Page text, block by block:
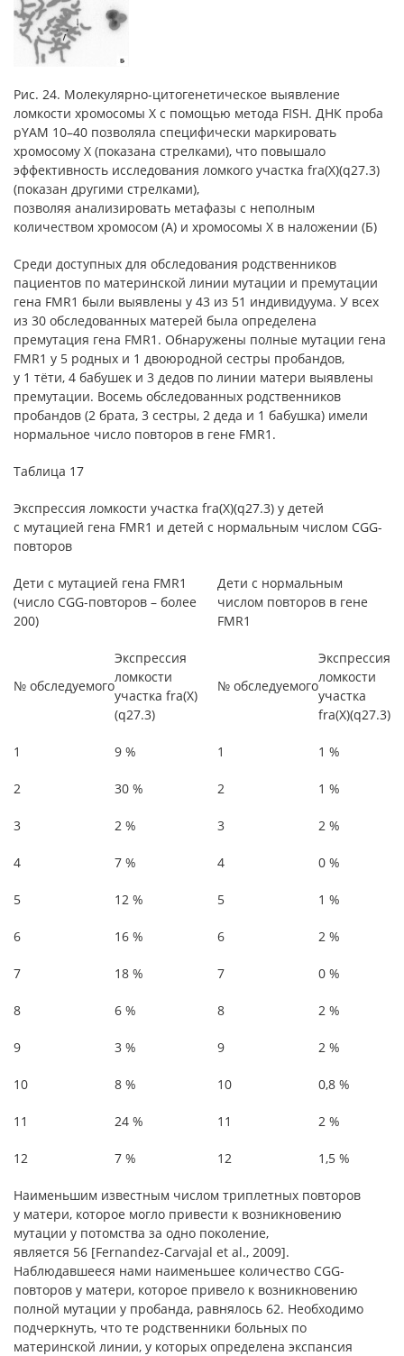
Рис. 24. Молекулярно-цитогенетическое выявление
ломкости хромосомы Х с помощью метода FISH. ДНК проба
pYAM 10–40 позволяла специфически маркировать
хромосому Х (показана стрелками), что повышало
эффективность исследования ломкого участка fra(X)(q27.3)
(показан другими стрелками),
позволяя анализировать метафазы с неполным
количеством хромосом (А) и хромосомы Х в наложении (Б)
Среди доступных для обследования родственников
пациентов по материнской линии мутации и премутации
гена FMR1 были выявлены у 43 из 51 индивидуума. У всех
из 30 обследованных матерей была определена
премутация гена FMR1. Обнаружены полные мутации гена
FMR1 у 5 родных и 1 двоюродной сестры пробандов,
у 1 тёти, 4 бабушек и 3 дедов по линии матери выявлены
премутации. Восемь обследованных родственников
пробандов (2 брата, 3 сестры, 2 деда и 1 бабушка) имели
нормальное число повторов в гене FMR1.
Таблица 17
Экспрессия ломкости участка fra(X)(q27.3) у детей
с мутацией гена FMR1 и детей с нормальным числом CGG-
повторов
Дети с мутацией гена FMR1
(число CGG-повторов – более
200)
Дети с нормальным
числом повторов в гене
FMR1
№ обследуемого
Экспрессия
ломкости
участка fra(X)
(q27.3)
№ обследуемого
Экспрессия
ломкости
участка
fra(X)(q27.3)
1 9 % 1 1 %
2 30 % 2 1 %
3 2 % 3 2 %
4 7 % 4 0 %
5 12 % 5 1 %
6 16 % 6 2 %
7 18 % 7 0 %
8 6 % 8 2 %
9 3 % 9 2 %
10 8 % 10 0,8 %
11 24 % 11 2 %
12 7 % 12 1,5 %
Наименьшим известным числом триплетных повторов
у матери, которое могло привести к возникновению
мутации у потомства за одно поколение,
является 56 [Fernandez-Carvajal et al., 2009].
Наблюдавшееся нами наименьшее количество CGG-
повторов у матери, которое привело к возникновению
полной мутации у пробанда, равнялось 62. Необходимо
подчеркнуть, что те родственники больных по
материнской линии, у которых определена экспансия